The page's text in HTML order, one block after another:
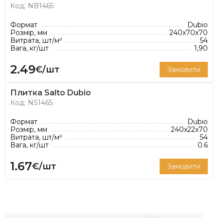
Nelissen пропонує широкий вибір цегли для
найрізноманітніших стилів: класичний,
старовинний чи сучасний. Асортимент цегли
налічує 100 кольорів і 8 різних форматів. Цегла
Nelissen ідеально підходить як для традиційних,
Код: NB1465
Формат
Dubio
Розмір, мм
240x70x70
Витрата, шт/м²
54
Вага, кг/шт
1,90
2.49€/шт Замовити
Плитка Salto Dubio
Код: NS1465
Формат
Dubio
Розмір, мм
240x22x70
Витрата, шт/м²
54
Вага, кг/шт
0.6
1.67€/шт Замовити